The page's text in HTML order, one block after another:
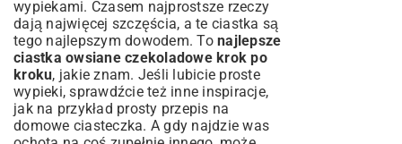
wypiekami. Czasem najprostsze rzeczy
dają najwięcej szczęścia, a te ciastka są
tego najlepszym dowodem. To najlepsze
ciastka owsiane czekoladowe krok po
kroku, jakie znam. Jeśli lubicie proste
wypieki, sprawdźcie też inne inspiracje,
jak na przykład prosty przepis na
domowe ciasteczka. A gdy najdzie was